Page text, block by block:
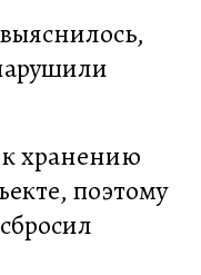
хранению
поэтому